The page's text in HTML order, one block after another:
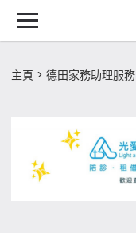
主頁 德田家務助理服務